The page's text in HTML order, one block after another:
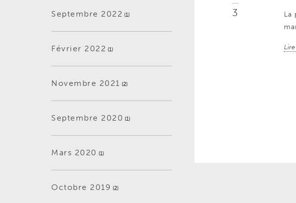
Septembre 2022 (1)
Février 2022 (1)
Novembre 2021 (2)
Septembre 2020 (1)
Mars 2020 (1)
Octobre 2019 (2)
3
La
Lire